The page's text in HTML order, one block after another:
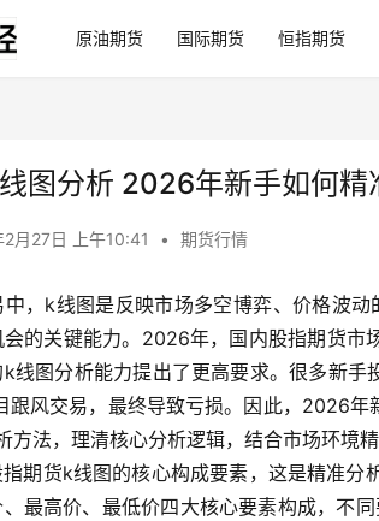
原油期货 国际期货 恒指期货
图分析 2026年新手如何精
月27日 上午10:41 • 期货行情
，k线图是反映市场多空博弈、价格波
的关键能力。2026年，国内股指期货
线图分析能力提出了更高要求。很多新
跟风交易，最终导致亏损。因此，2026
方法，理清核心分析逻辑，结合市场环境
期货k线图的核心构成要素，这是精准
最高价、最低价四大核心要素构成，不